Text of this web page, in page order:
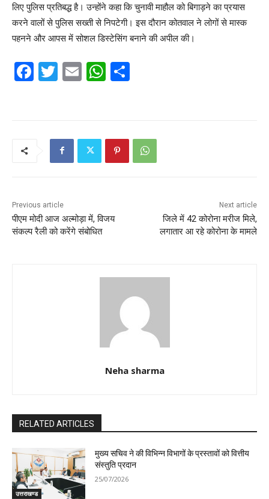
लिए पुलिस प्रतिबद्ध है। उन्होंने कहा कि चुनावी माहौल को बिगाड़ने का प्रयास
करने वालों से पुलिस सख्ती से निपटेगी। इस दौरान कोतवाल ने लोगों से मास्क
पहनने और आपस में सोशल डिस्टेसिंग बनाने की अपील की।
F
k
T
E
W
A
p
Previous article
पीएम मोदी आज अल्मोड़ा में, विजय
संकल्प रैली को करेंगे संबोधित
Next article
जिले में 42 कोरोना मरीज मिले,
लगातार आ रहे कोरोना के मामले
Neha sharma
RELATED ARTICLES
उत्तराखण्ड
मुख्य सचिव ने की विभिन्न विभागों के प्रस्तावों को वित्तीय
संस्तुति प्रदान
25/07/2026